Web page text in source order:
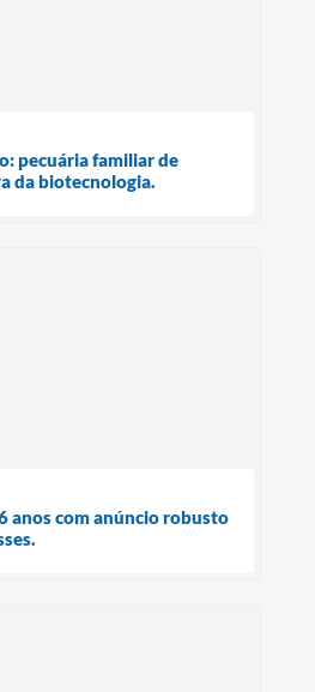
pecuária familiar de
da biotecnologia.
anos com anúncio robusto